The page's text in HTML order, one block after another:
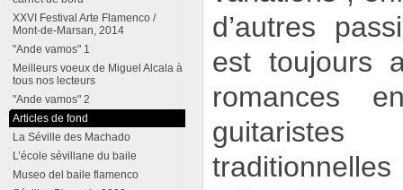
d’autres
est toujours
romances
XXVI Festival Arte Flamenco /
Mont-de-Marsan, 2014
"Ande vamos" 1
Meilleurs voeux de Miguel Alcala à
tous nos lecteurs
"Ande vamos" 2
Articles de fond
La Séville des Machado
L’école sévillane du baile
Museo del baile flamenco